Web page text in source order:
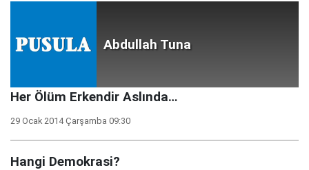
Abdullah Tuna
Her Ölüm Erkendir Aslında…
29 Ocak 2014 Çarşamba 09:30
Hangi Demokrasi?